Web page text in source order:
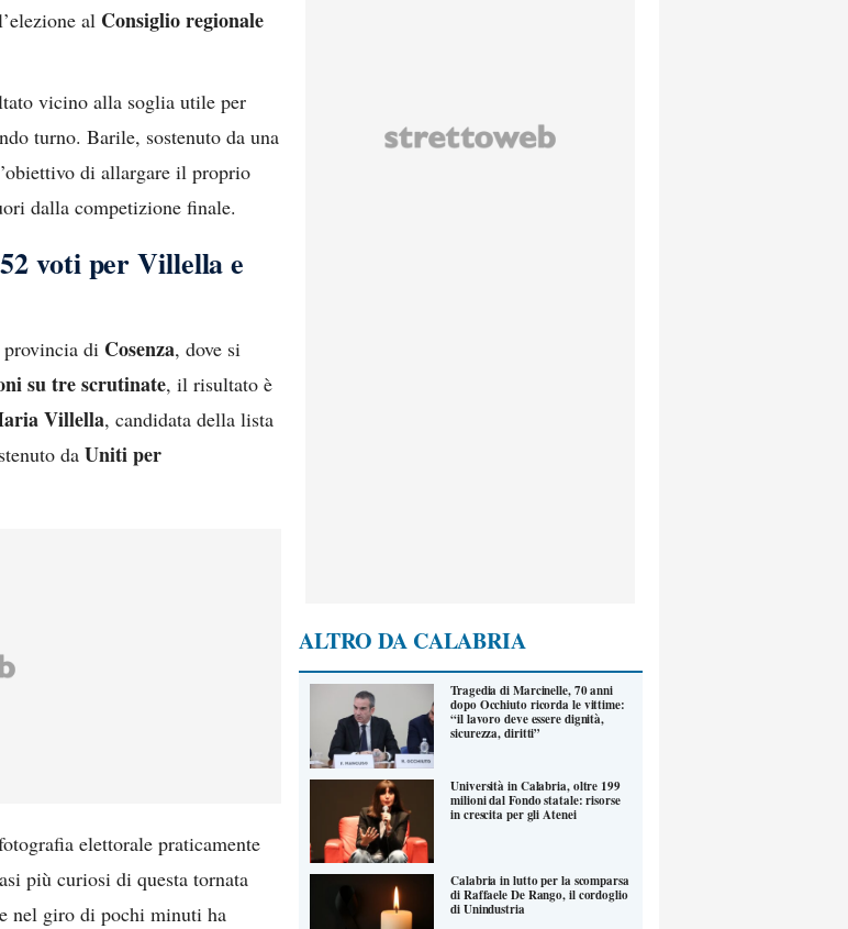
al Consiglio regionale
vicino alla soglia utile per
turno. Barile, sostenuto da una
di allargare il proprio
dalla competizione finale.
voti per Villella e
di Cosenza, dove si
su tre scrutinate, il risultato è
Villella, candidata della lista
da Uniti per
elettorale praticamente
più curiosi di questa tornata
nel giro di pochi minuti ha
ALTRO DA CALABRIA
Tragedia di Marcinelle, 70 anni
dopo Occhiuto ricorda le vittime:
“il lavoro deve essere dignità,
sicurezza, diritti”
Università in Calabria, oltre 199
milioni dal Fondo statale: risorse
in crescita per gli Atenei
Calabria in lutto per la scomparsa
di Raffaele De Rango, il cordoglio
di Unindustria